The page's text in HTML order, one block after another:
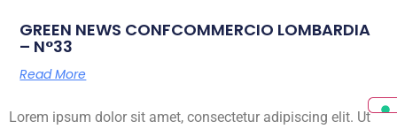
GREEN NEWS CONFCOMMERCIO LOMBARDIA
– N°33
Read More
Lorem ipsum dolor sit amet, consectetur adipiscing elit. Ut